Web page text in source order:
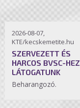
2026-08-07,
KTE/kecskemetite.hu
SZERVEZETT ÉS
HARCOS BVSC-HEZ
LÁTOGATUNK
Beharangozó.